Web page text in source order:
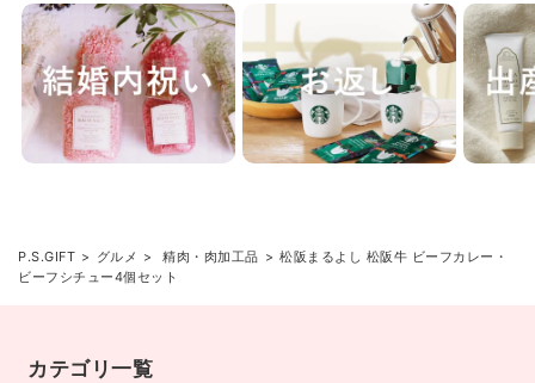
P.S.GIFT グルメ 精肉・肉加工品
松阪まるよし 松阪牛 ビーフカレー・
ビーフシチュー4個セット
カテゴリ一覧